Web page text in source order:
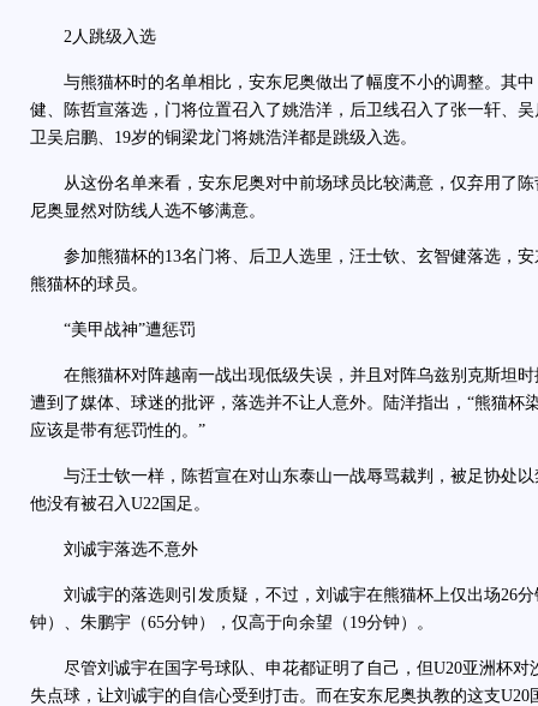
2人跳级入选
与熊猫杯时的名单相比，安东尼奥做出了幅度不小的调整。其中
健、陈哲宣落选，门将位置召入了姚浩洋，后卫线召入了张一轩、
卫吴启鹏、19岁的铜梁龙门将姚浩洋都是跳级入选。
从这份名单来看，安东尼奥对中前场球员比较满意，仅弃用了陈
尼奥显然对防线人选不够满意。
参加熊猫杯的13名门将、后卫人选里，汪士钦、玄智健落选，安
熊猫杯的球员。
“美甲战神”遭惩罚
在熊猫杯对阵越南一战出现低级失误，并且对阵乌兹别克斯坦时
遭到了媒体、球迷的批评，落选并不让人意外。陆洋指出，“熊猫杯
应该是带有惩罚性的。”
与汪士钦一样，陈哲宣在对山东泰山一战辱骂裁判，被足协处以
他没有被召入U22国足。
刘诚宇落选不意外
刘诚宇的落选则引发质疑，不过，刘诚宇在熊猫杯上仅出场26分
钟）、朱鹏宇（65分钟），仅高于向余望（19分钟）。
尽管刘诚宇在国字号球队、申花都证明了自己，但U20亚洲杯对
失点球，让刘诚宇的自信心受到打击。而在安东尼奥执教的这支U20